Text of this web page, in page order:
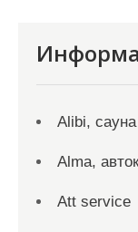
Alibi, сауна
Alma,
Att service